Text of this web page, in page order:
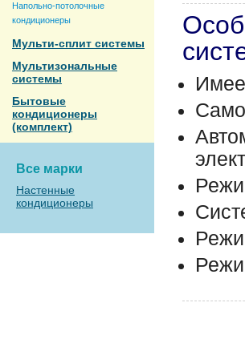
Напольно-потолочные
кондиционеры
Мульти-сплит системы
Мультизональные
системы
Бытовые
кондиционеры
(комплект)
Все марки
Настенные
кондиционеры